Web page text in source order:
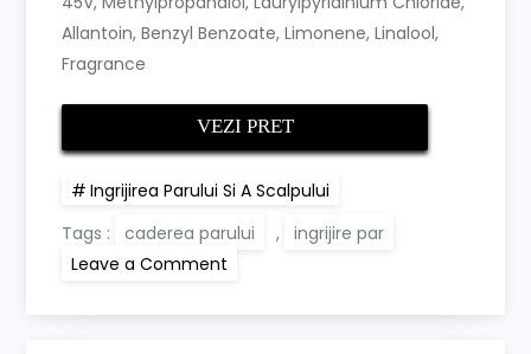
Allantoin, Benzyl Benzoate, Limonene, Linalool,
Fragrance
VEZI PRET
Ingrijirea Parului Si A Scalpului
Tags :
caderea parului ,
ingrijire par
Leave a Comment
masca